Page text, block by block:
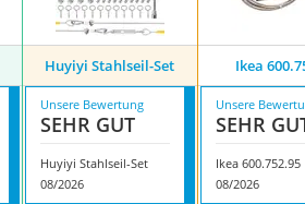
Huyiyi Stahlseil-Set Ikea
Unsere Bewertung
SEHR GUT
Huyiyi Stahlseil-Set
08/2026
Unsere
SEHR
Ikea 600.752.95
08/2026